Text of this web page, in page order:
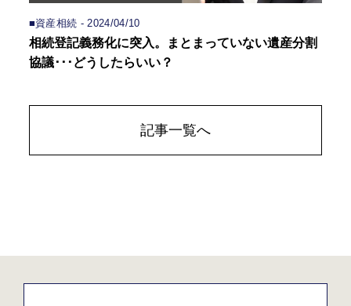
■資産相続 - 2024/04/10
相続登記義務化に突入。まとまっていない遺産分割
協議･･･どうしたらいい？
記事一覧へ